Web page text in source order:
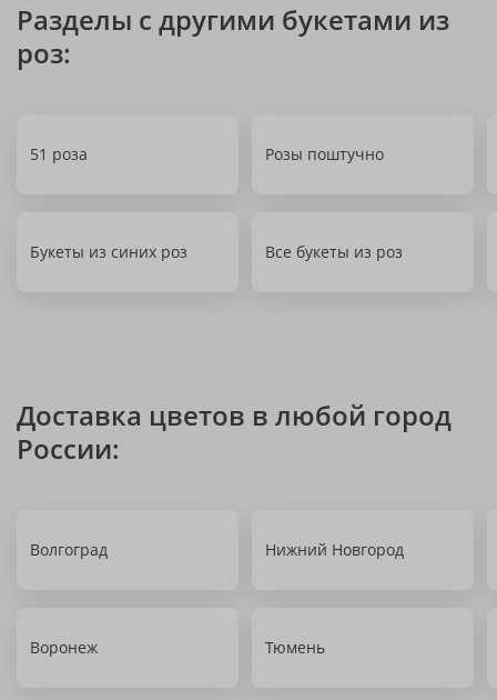
Разделы с другими букетами из
роз:
51 роза Розы поштучно
Букеты из синих роз Все букеты из роз
Доставка цветов в любой город
России:
Волгоград Нижний Новгород
Воронеж Тюмень